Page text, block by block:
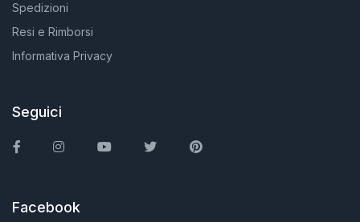
Spedizioni
Resi e Rimborsi
Informativa Privacy
Seguici
FacebookInstagramYou TubeTwitter Pinterest
Facebook